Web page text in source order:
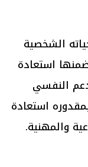
الشخصية
استعادة
النفسي
استعادة
والمهنية.